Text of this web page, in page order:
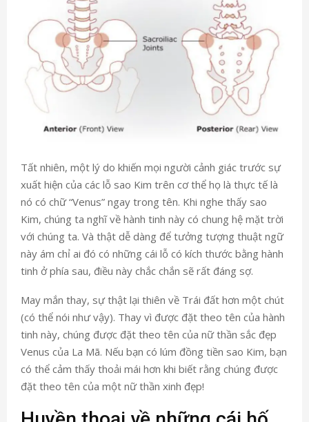
Tất nhiên, một lý do khiến mọi người cảnh giác trước sự
xuất hiện của các lỗ sao Kim trên cơ thể họ là thực tế là
nó có chữ “Venus” ngay trong tên. Khi nghe thấy sao
Kim, chúng ta nghĩ về hành tinh này có chung hệ mặt trời
với chúng ta. Và thật dễ dàng để tưởng tượng thuật ngữ
này ám chỉ ai đó có những cái lỗ có kích thước bằng hành
tinh ở phía sau, điều này chắc chắn sẽ rất đáng sợ.
May mắn thay, sự thật lại thiên về Trái đất hơn một chút
(có thể nói như vậy). Thay vì được đặt theo tên của hành
tinh này, chúng được đặt theo tên của nữ thần sắc đẹp
Venus của La Mã. Nếu bạn có lúm đồng tiền sao Kim, bạn
có thể cảm thấy thoải mái hơn khi biết rằng chúng được
đặt theo tên của một nữ thần xinh đẹp!